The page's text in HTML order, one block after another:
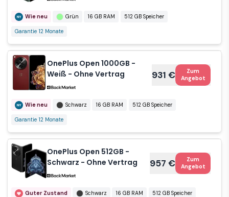
Wie neu Grün 16 GB RAM 512 GB Speicher
Garantie 12 Monate
OnePlus Open 1000GB -
Weiß - Ohne Vertrag
931 €
Zum
Angebot
Wie neu Schwarz 16 GB RAM 512 GB Speicher
Garantie 12 Monate
OnePlus Open 512GB -
Schwarz - Ohne Vertrag
957 €
Zum
Angebot
Guter Zustand Schwarz 16 GB RAM 512 GB Speicher